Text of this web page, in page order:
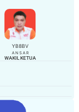
YB8BV
A N S A R
WAKIL KETUA